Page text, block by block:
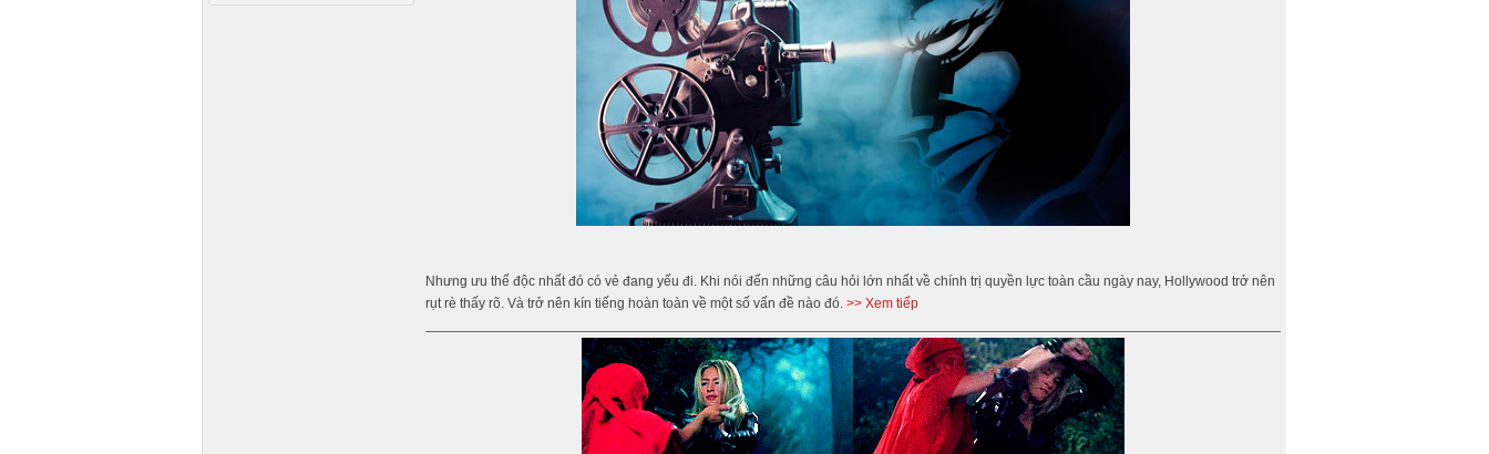
Nhưng ưu thế độc nhất đó có vẻ đang yếu đi. Khi nói đến những câu hỏi lớn nhất về chính trị quyền lực toàn cầu ngày nay, Hollywood trở nên
rụt rè thấy rõ. Và trở nên kín tiếng hoàn toàn về một số vấn đề nào đó. >> Xem tiếp